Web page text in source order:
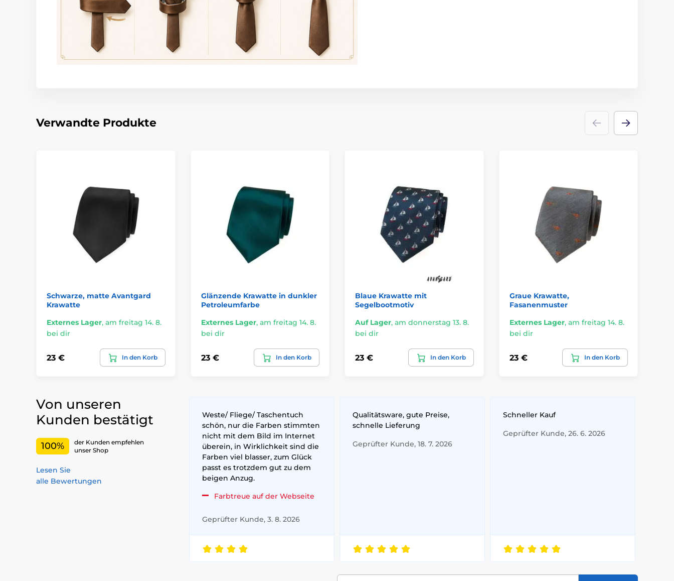
Verwandte Produkte
Schwarze, matte Avantgard
Krawatte
Externes Lager, am freitag 14. 8.
bei dir
23 € In den Korb
Glänzende Krawatte in dunkler
Petroleumfarbe
Externes Lager, am freitag 14. 8.
bei dir
23 € In den Korb
Blaue Krawatte mit
Segelbootmotiv
Auf Lager, am donnerstag 13. 8.
bei dir
23 € In den Korb
Graue Krawatte,
Fasanenmuster
Externes Lager, am freitag 14. 8.
bei dir
23 € In den Korb
Von unseren
Kunden bestätigt
100%
der Kunden empfehlen
unser Shop
Lesen Sie
alle Bewertungen
Weste/ Fliege/ Taschentuch
schön, nur die Farben stimmten
nicht mit dem Bild im Internet
überein, in Wirklichkeit sind die
Farben viel blasser, zum Glück
passt es trotzdem gut zu dem
beigen Anzug.
Farbtreue auf der Webseite
Geprüfter Kunde, 3. 8. 2026
Qualitätsware, gute Preise,
schnelle Lieferung
Geprüfter Kunde, 18. 7. 2026
Schneller Kauf
Geprüfter Kunde, 26. 6. 2026